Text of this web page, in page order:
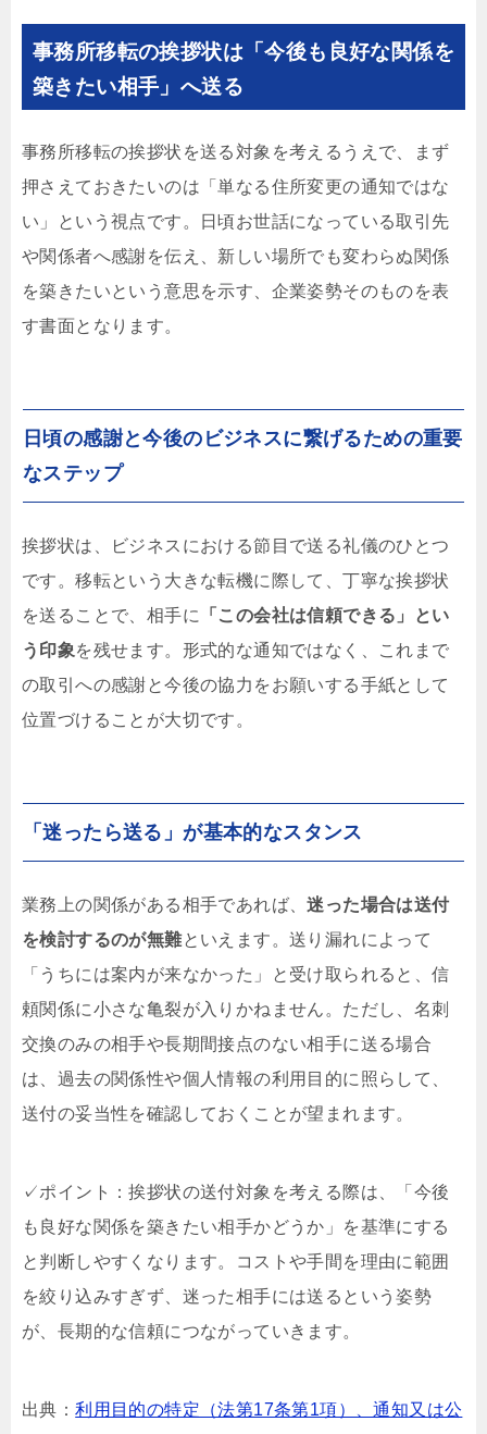
事務所移転の挨拶状は「今後も良好な関係を
築きたい相手」へ送る
事務所移転の挨拶状を送る対象を考えるうえで、まず
押さえておきたいのは「単なる住所変更の通知ではな
い」という視点です。日頃お世話になっている取引先
や関係者へ感謝を伝え、新しい場所でも変わらぬ関係
を築きたいという意思を示す、企業姿勢そのものを表
す書面となります。
日頃の感謝と今後のビジネスに繋げるための重要
なステップ
挨拶状は、ビジネスにおける節目で送る礼儀のひとつ
です。移転という大きな転機に際して、丁寧な挨拶状
を送ることで、相手に
「この会社は信頼できる」とい
う印象を残せます。形式的な通知ではなく、これまで
の取引への感謝と今後の協力をお願いする手紙として
位置づけることが大切です。
「迷ったら送る」が基本的なスタンス
業務上の関係がある相手であれば、迷った場合は送付
を検討するのが無難といえます。送り漏れによって
「うちには案内が来なかった」と受け取られると、信
頼関係に小さな亀裂が入りかねません。ただし、名刺
交換のみの相手や長期間接点のない相手に送る場合
は、過去の関係性や個人情報の利用目的に照らして、
送付の妥当性を確認しておくことが望まれます。
✓ポイント：挨拶状の送付対象を考える際は、「今後
も良好な関係を築きたい相手かどうか」を基準にする
と判断しやすくなります。コストや手間を理由に範囲
を絞り込みすぎず、迷った相手には送るという姿勢
が、長期的な信頼につながっていきます。
出典：利用目的の特定（法第17条第1項）、通知又は公